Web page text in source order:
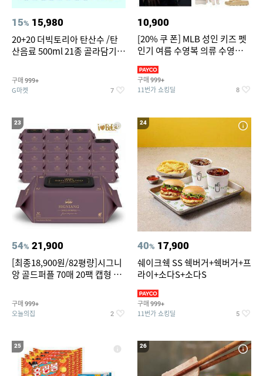
15% 15,980
20+20 더빅토리아 탄산수 /탄
산음료 500ml 21종 골라담기
구매 999+
G마켓 7
10,900
[20% 쿠 폰] MLB 성인 키즈 펫
인기 여름 수영복 의류 수영복
구매 999+
11번가 쇼킹딜 8
23
54% 21,900
[최종18,900원/82평량]시그니
앙 골드퍼플 70매 20팩 캡형 아
구매 999+
오늘의집 2
24
40% 17,900
쉐이크쉑 SS 쉑버거+쉑버거+프
라이+소다S+소다S
구매 999+
11번가 쇼킹딜 5
25 26